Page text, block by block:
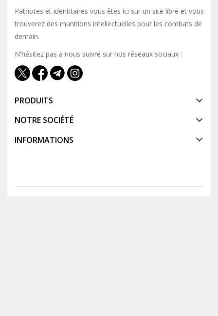
Patriotes et identitaires vous êtes ici sur un site libre et vous y
trouverez des munitions intellectuelles pour les combats de
demain.
N'hésitez pas a nous suivre sur nos réseaux sociaux :
PRODUITS
NOTRE SOCIÉTÉ
INFORMATIONS